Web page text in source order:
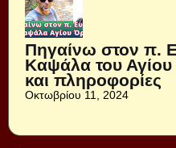
Πηγαίνω στον π.
Καψάλα του
και πληροφορίες
Οκτωβρίου 11, 2024